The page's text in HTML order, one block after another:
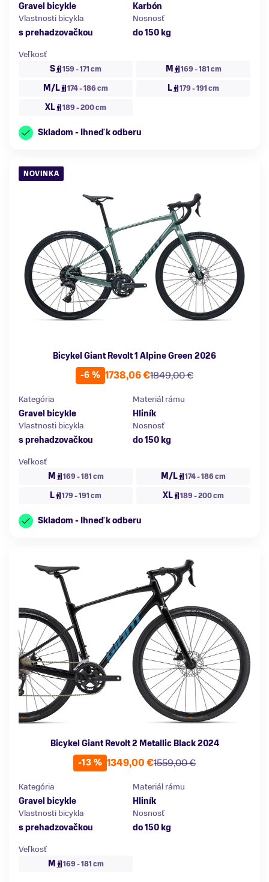
Gravel bicykle
Karbón
Vlastnosti bicykla
s prehadzovačkou
Nosnosť
do 150 kg
Veľkosť
S
159 - 171 cm M 169 - 181 cm
M/L 174 - 186 cm L 179 - 191 cm
XL 189 - 200 cm
Skladom - Ihneď k odberu
NOVINKA
Bicykel Giant Revolt 1 Alpine Green 2026
-6 %
1849,00 €
1738,06 €
Kategória
Gravel bicykle
Materiál rámu
Hliník
Vlastnosti bicykla
s prehadzovačkou
Nosnosť
do 150 kg
Veľkosť
M
169 - 181 cm M/L 174 - 186 cm
L 179 - 191 cm XL 189 - 200 cm
Skladom - Ihneď k odberu
Bicykel Giant Revolt 2 Metallic Black 2024
-13 %
1559,00 €
1349,00 €
Kategória
Gravel bicykle
Materiál rámu
Hliník
Vlastnosti bicykla
s prehadzovačkou
Nosnosť
do 150 kg
Veľkosť
M
169 - 181 cm